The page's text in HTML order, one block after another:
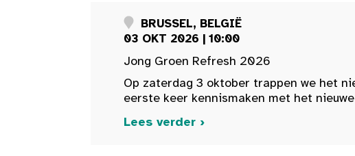
BRUSSEL, BELGIË
03 OKT 2026 | 10:00
Jong Groen Refresh 2026
Op zaterdag 3 oktober trappen we het
eerste keer kennismaken met het
Lees verder ›